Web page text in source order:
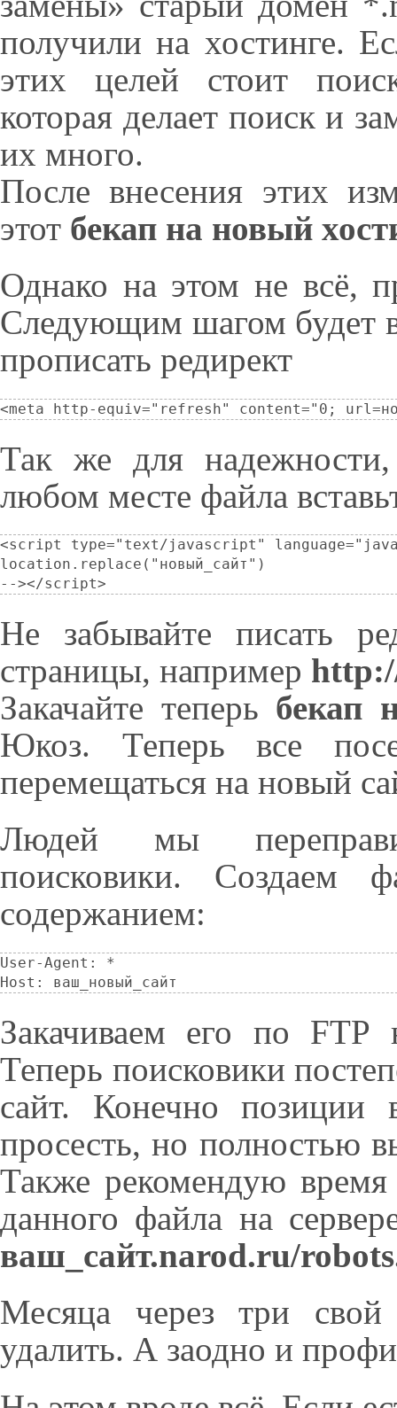
получили на хостинге.
этих целей стоит
которая делает поиск и
их много.
После внесения этих
этот бекап на новый
Однако на этом не всё,
Следующим шагом будет
прописать редирект
<meta http-equiv="refresh" content="0;
Так же для
любом месте файла
<script type="text/javascript"
location.replace("новый_сайт")
--></script>
Не забывайте писать
страницы, например
Закачайте теперь бекап
Юкоз. Теперь все
перемещаться на новый
Людей мы
поисковики. Создаем
содержанием:
User-Agent: *
Host: ваш_новый_сайт
Закачиваем его по
Теперь поисковики
сайт. Конечно позиции
просесть, но полностью
Также рекомендую время
данного файла на
ваш_сайт.narod.ru/
Месяца через три
удалить. А заодно и